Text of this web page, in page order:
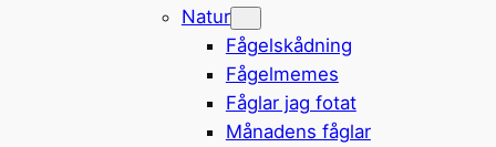
Natur
Fågelskådning
Fågelmemes
Fåglar jag fotat
Månadens fåglar